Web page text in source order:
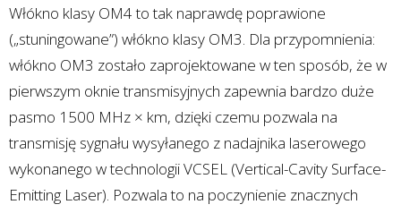
Włókno klasy OM4 to tak naprawdę poprawione
(„stuningowane”) włókno klasy OM3. Dla przypomnienia:
włókno OM3 zostało zaprojektowane w ten sposób, że w
pierwszym oknie transmisyjnych zapewnia bardzo duże
pasmo 1500 MHz × km, dzięki czemu pozwala na
transmisję sygnału wysyłanego z nadajnika laserowego
wykonanego w technologii VCSEL (Vertical-Cavity Surface-
Emitting Laser). Pozwala to na poczynienie znacznych